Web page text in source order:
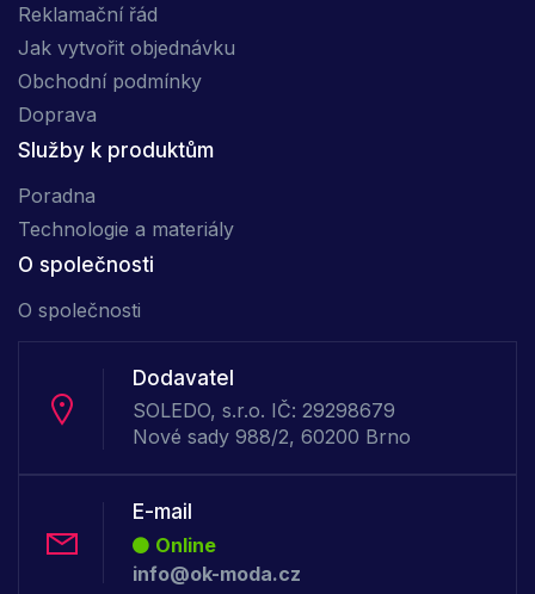
Reklamační řád
Jak vytvořit objednávku
Obchodní podmínky
Doprava
Služby k produktům
Poradna
Technologie a materiály
O společnosti
O společnosti
Dodavatel
SOLEDO, s.r.o. IČ: 29298679
Nové sady 988/2, 60200 Brno
E-mail
Online
info@ok-moda.cz